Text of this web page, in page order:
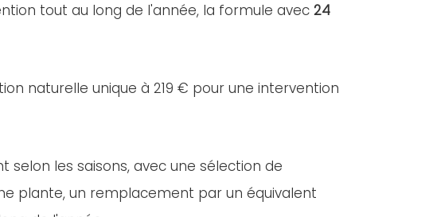
tout au long de l'année, la formule avec 24
naturelle unique à 219 € pour une intervention
les saisons, avec une sélection de
plante, un remplacement par un équivalent